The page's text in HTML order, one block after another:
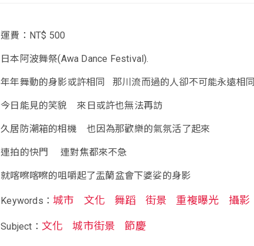
運費：NT$ 500
日本阿波舞祭(Awa Dance Festival).
年年舞動的身影或許相同 那川流而過的人卻不可能永遠相同
今日能見的笑貌 來日或許也無法再訪
久居防潮箱的相機 也因為那歡樂的氣氛活了起來
連拍的快門 連對焦都來不急
就喀嚓喀嚓的咀嚼起了盂蘭盆會下婆娑的身影
Keywords： 城市 文化 舞蹈 街景 重複曝光 攝影
Subject： 文化 城市街景 節慶